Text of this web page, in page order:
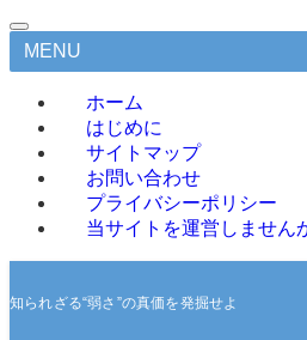
MENU
ホーム
はじめに
サイトマップ
お問い合わせ
プライバシーポリシー
当サイトを運営しません
知られざる“弱さ”の真価を発掘せよ